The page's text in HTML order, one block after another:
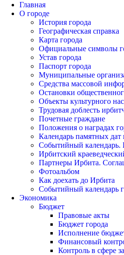
Главная
О городе
История города
Географическая справка
Карта города
Официальные символы
Устав города
Паспорт города
Муниципальные
Средства массовой
Остановки
Объекты культурного
Трудовая доблесть
Почетные граждане
Положения о наградах
Календарь памятных дат
Событийный календарь.
Ирбитский
Партнеры Ирбита.
Фотоальбом
Как доехать до Ирбита
Событийный календарь
Экономика
Бюджет
Правовые акты
Бюджет города
Исполнение
Финансовый
Контроль в сфере